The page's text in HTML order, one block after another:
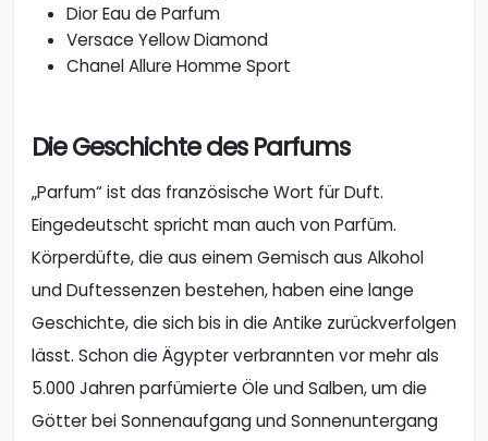
Dior Eau de Parfum
Versace Yellow Diamond
Chanel Allure Homme Sport
Die Geschichte des Parfums
„Parfum“ ist das französische Wort für Duft.
Eingedeutscht spricht man auch von Parfüm.
Körperdüfte, die aus einem Gemisch aus Alkohol
und Duftessenzen bestehen, haben eine lange
Geschichte, die sich bis in die Antike zurückverfolgen
lässt. Schon die Ägypter verbrannten vor mehr als
5.000 Jahren parfümierte Öle und Salben, um die
Götter bei Sonnenaufgang und Sonnenuntergang